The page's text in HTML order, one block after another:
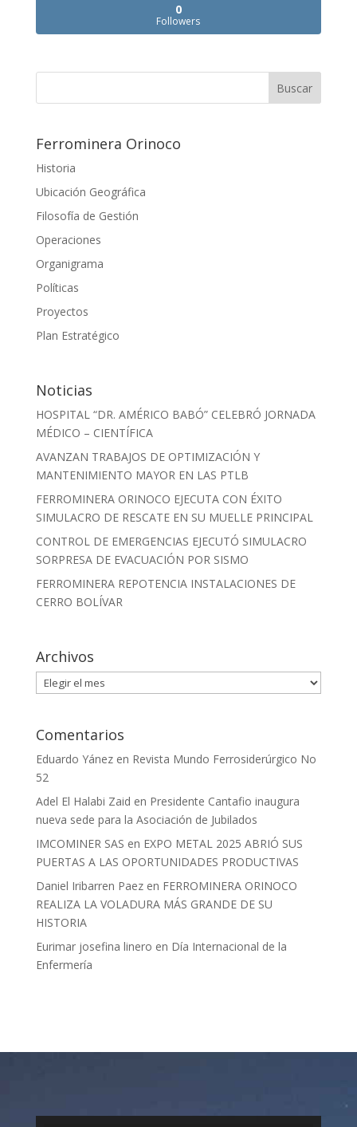
0
Followers
Ferrominera Orinoco
Historia
Ubicación Geográfica
Filosofía de Gestión
Operaciones
Organigrama
Políticas
Proyectos
Plan Estratégico
Noticias
HOSPITAL “DR. AMÉRICO BABÓ” CELEBRÓ JORNADA
MÉDICO – CIENTÍFICA
AVANZAN TRABAJOS DE OPTIMIZACIÓN Y
MANTENIMIENTO MAYOR EN LAS PTLB
FERROMINERA ORINOCO EJECUTA CON ÉXITO
SIMULACRO DE RESCATE EN SU MUELLE PRINCIPAL
CONTROL DE EMERGENCIAS EJECUTÓ SIMULACRO
SORPRESA DE EVACUACIÓN POR SISMO
FERROMINERA REPOTENCIA INSTALACIONES DE
CERRO BOLÍVAR
Archivos
Archivos
Comentarios
Eduardo Yánezen Revista Mundo Ferrosiderúrgico No
52
Adel El Halabi Zaid en Presidente Cantafio inaugura
nueva sede para la Asociación de Jubilados
IMCOMINER SAS en EXPO METAL 2025 ABRIÓ SUS
PUERTAS A LAS OPORTUNIDADES PRODUCTIVAS
Daniel Iribarren Paezen FERROMINERA ORINOCO
REALIZA LA VOLADURA MÁS GRANDE DE SU
HISTORIA
Eurimar josefina linero en Día Internacional de la
Enfermería